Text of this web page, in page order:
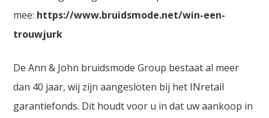
mee: https://www.bruidsmode.net/win-een-
trouwjurk
De Ann & John bruidsmode Group bestaat al meer
dan 40 jaar, wij zijn aangesloten bij het INretail
garantiefonds. Dit houdt voor u in dat uw aankoop in